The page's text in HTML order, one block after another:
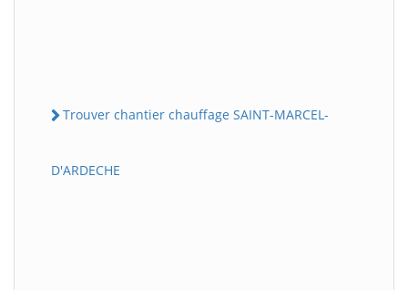
Trouver chantier chauffage SAINT-MARCEL-
D'ARDECHE